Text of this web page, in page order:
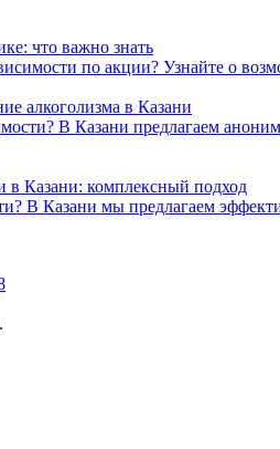
что важно знать
по акции? Узнайте о
алкоголизма в Казани
В Казани предлагаем
в Казани: комплексный подход
В Казани мы предлагаем